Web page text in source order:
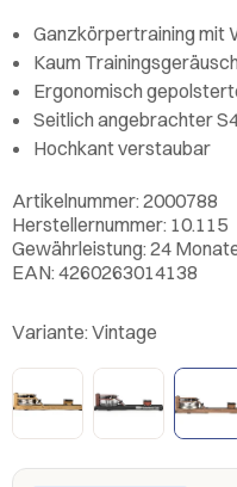
Ganzkörpertraining mit
Kaum
Ergonomisch
Seitlich angebrachter
Hochkant verstaubar
Artikelnummer: 2000788
Herstellernummer: 10.115
Gewährleistung: 24
EAN: 4260263014138
Variante: Vintage